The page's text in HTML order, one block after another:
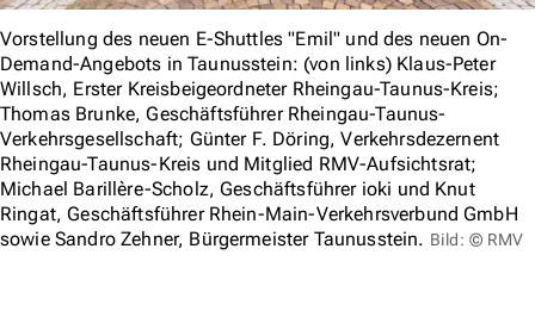
Vorstellung des neuen E-Shuttles "Emil" und des neuen On-
Demand-Angebots in Taunusstein: (von links) Klaus-Peter
Willsch, Erster Kreisbeigeordneter Rheingau-Taunus-Kreis;
Thomas Brunke, Geschäftsführer Rheingau-Taunus-
Verkehrsgesellschaft; Günter F. Döring, Verkehrsdezernent
Rheingau-Taunus-Kreis und Mitglied RMV-Aufsichtsrat;
Michael Barillère-Scholz, Geschäftsführer ioki und Knut
Ringat, Geschäftsführer Rhein-Main-Verkehrsverbund GmbH
sowie Sandro Zehner, Bürgermeister Taunusstein. Bild: © RMV